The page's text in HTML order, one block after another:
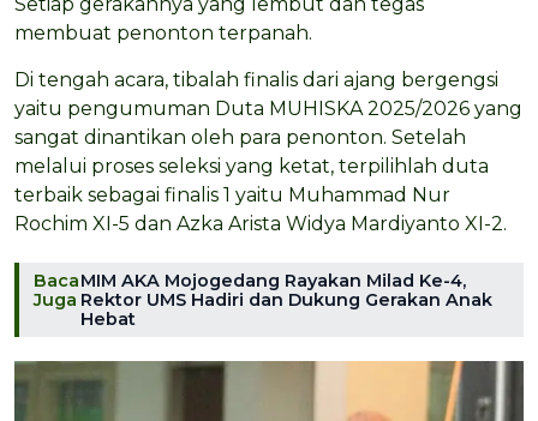
membuat penonton terpanah.
Di tengah acara, tibalah finalis dari ajang bergengsi
yaitu pengumuman Duta MUHISKA 2025/2026 yang
sangat dinantikan oleh para penonton. Setelah
melalui proses seleksi yang ketat, terpilihlah duta
terbaik sebagai finalis 1 yaitu Muhammad Nur
Rochim XI-5 dan Azka Arista Widya Mardiyanto XI-2.
Baca
Juga
MIM AKA Mojogedang Rayakan Milad Ke-4,
Rektor UMS Hadiri dan Dukung Gerakan Anak
Hebat